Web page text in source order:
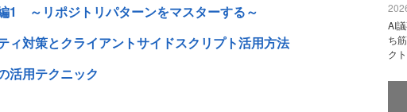
1 ～リポジトリパターンをマスターする～
ィ対策とクライアントサイドスクリプト活用方法
活用テクニック
AI
ち
ク